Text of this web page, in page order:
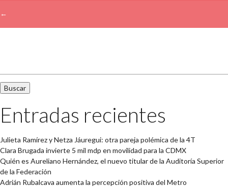
←
Entradas recientes
Julieta Ramírez y Netza Jáuregui: otra pareja polémica de la 4T
Clara Brugada invierte 5 mil mdp en movilidad para la CDMX
Quién es Aureliano Hernández, el nuevo titular de la Auditoría Superior
de la Federación
Adrián Rubalcava aumenta la percepción positiva del Metro